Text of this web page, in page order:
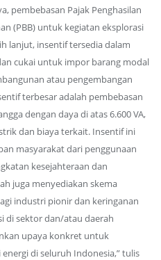
pembebasan Pajak Penghasilan
(PBB) untuk kegiatan eksplorasi
lanjut, insentif tersedia dalam
cukai untuk impor barang modal
atau pengembangan
terbesar adalah pembebasan
dengan daya di atas 6.600 VA,
dan biaya terkait. Insentif ini
masyarakat dari penggunaan
kesejahteraan dan
juga menyediakan skema
industri pionir dan keringanan
di sektor dan/atau daerah
upaya konkret untuk
di seluruh Indonesia,” tulis